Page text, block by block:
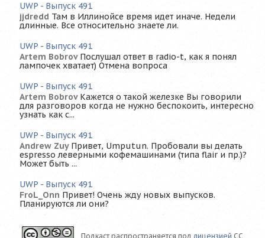
UWP - Выпуск 491
jjdredd Там в Иллинойсе время идет иначе. Недели
длинные. Все относительно знаете ли.
UWP - Выпуск 491
Artem Bobrov Послушал ответ в radio-t, как я понял
лампочек хватает) Отмена вопроса
UWP - Выпуск 491
Artem Bobrov Кажется о такой железке Вы говорили
для разговоров когда не нужно беспокоить, интересно
узнать как с...
UWP - Выпуск 491
Andrew Zuy Привет, Umputun. Пробовали вы делать
espresso леверными кофемашинами (типа flair и пр.)?
Может быть ...
UWP - Выпуск 491
FroL_Onn Привет! Очень жду новых выпусков.
Планируются ли они?
Подкаст распространяется под лицензией CC